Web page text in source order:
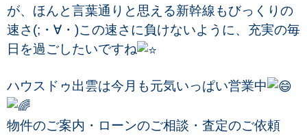
が、ほんと言葉通りと思える新幹線もびっくりの
速さ(;・∀・)この速さに負けないように、充実の毎
日を過ごしたいですね
ハウスドゥ出雲は今月も元気いっぱい営業中
物件のご案内・ローンのご相談・査定のご依頼